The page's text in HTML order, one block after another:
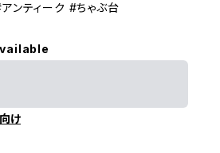
ンティーク #ちゃぶ台
け